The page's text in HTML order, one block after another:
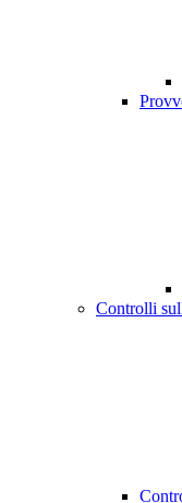
Controlli